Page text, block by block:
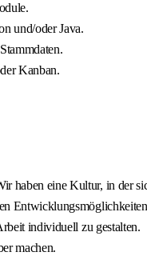
und/oder Java.
Kanban.
haben eine Kultur, in der
individuell zu gestalten.
machen.